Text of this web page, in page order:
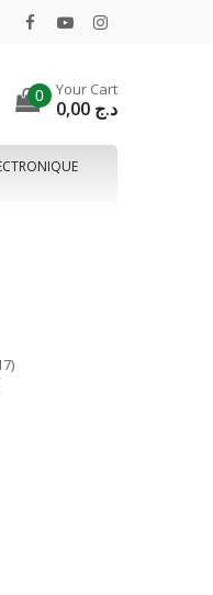
0 Your Cart
د.ج